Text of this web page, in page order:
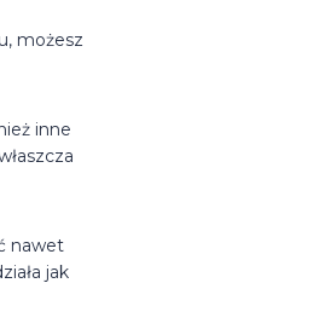
możesz
inne
nawet
jak